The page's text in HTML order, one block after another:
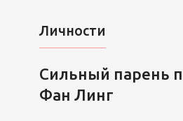
Личности
Сильный парень
Фан Линг